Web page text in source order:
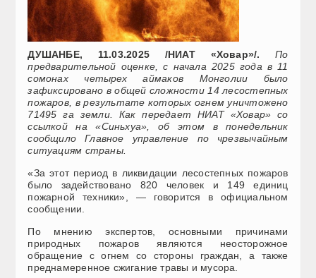
ДУШАНБЕ, 11.03.2025 /НИАТ «Ховар»/.
По
предварительной оценке, с начала 2025 года в 11
сомонах четырех аймаков Монголии было
зафиксировано в общей сложности 14 лесостепных
пожаров, в результате которых огнем уничтожено
71495 га земли. Как передает НИАТ «Ховар» со
ссылкой на «Синьхуа», об этом в понедельник
сообщило Главное управление по чрезвычайным
ситуациям страны.
«За этот период в ликвидации лесостепных пожаров
было задействовано 820 человек и 149 единиц
пожарной техники», — говорится в официальном
сообщении.
По мнению экспертов, основными причинами
природных пожаров являются неосторожное
обращение с огнем со стороны граждан, а также
преднамеренное сжигание травы и мусора.